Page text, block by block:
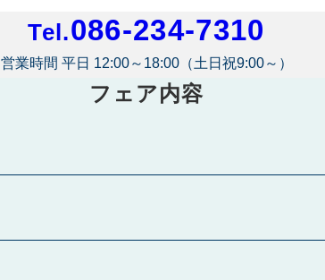
Tel.086-234-7310
営業時間 平日 12:00～18:00（土日祝9:00～）
フェア内容